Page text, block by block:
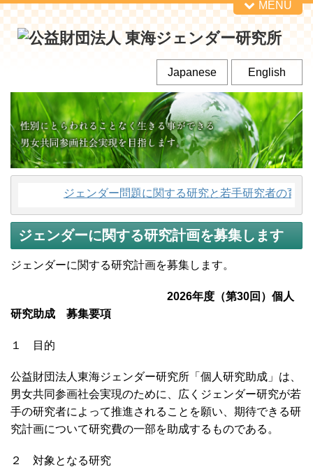
MENU
English
Japanese
ジェンダー問題に関する研究と若手研究者の育成
ジェンダーに関する研究計画を募集します
ジェンダーに関する研究計画を募集します。
2026年度（第30回）個人
研究助成 募集要項
１ 目的
公益財団法人東海ジェンダー研究所「個人研究助成」は、
男女共同参画社会実現のために、広くジェンダー研究が若
手の研究者によって推進されることを願い、期待できる研
究計画について研究費の一部を助成するものである。
２ 対象となる研究